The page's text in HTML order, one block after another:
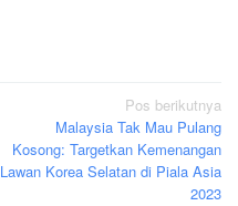
Pos berikutnya
Malaysia Tak Mau Pulang
Kosong: Targetkan Kemenangan
Lawan Korea Selatan di Piala Asia
2023